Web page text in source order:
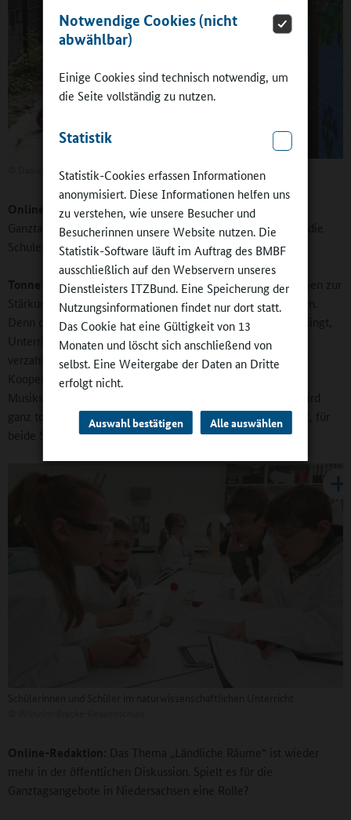
Notwendige Cookies (nicht
abwählbar)
Einige Cookies sind technisch notwendig, um
die Seite vollständig zu nutzen.
Statistik
Statistik-Cookies erfassen Informationen
anonymisiert. Diese Informationen helfen uns
zu verstehen, wie unsere Besucher und
Besucherinnen unsere Website nutzen. Die
Statistik-Software läuft im Auftrag des BMBF
ausschließlich auf den Webservern unseres
Dienstleisters ITZBund. Eine Speicherung der
Nutzungsinformationen findet nur dort statt.
Das Cookie hat eine Gültigkeit von 13
Monaten und löscht sich anschließend von
selbst. Eine Weitergabe der Daten an Dritte
erfolgt nicht.
Auswahl bestätigen Alle auswählen
Daalerschule Leer
Online-Redaktion:Welche Rolle spielt die Qualität der
Ganztagsangebote, und mit welcher Unterstützung können die
Schulen rechnen?
Tonne:
Wir arbeiten weiterhin intensiv daran, die Maßnahmen zur
Stärkung der Bildungswirksamkeit des Ganztags fortzuführen.
Denn diese hängt entscheidend davon ab, ob es Schulen gelingt,
Unterricht und außerschulische Angebote miteinander zu
verzahnen. Der Ganztag bietet vielfältige Möglichkeiten zur
Kooperation mit externen Partnern – Sportvereinen,
Musikschulen, Bibliotheken und vieles andere mehr. Hier wird
ganz tolle Arbeit gemacht, die, davon bin ich fest überzeugt, für
beide Seiten eine Bereicherung darstellt.
Online-Redaktion: Das Thema „Ländliche Räume“ ist wieder
mehr in der öffentlichen Diskussion. Spielt es für die
Ganztagsangebote in Niedersachsen eine Rolle?